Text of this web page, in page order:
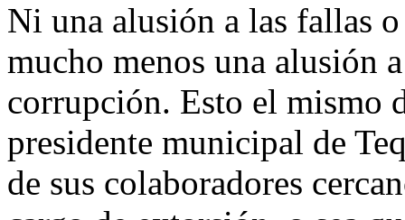
Ni una alusión a las fallas
mucho menos una alusión
corrupción. Esto el mismo
presidente municipal de
de sus colaboradores